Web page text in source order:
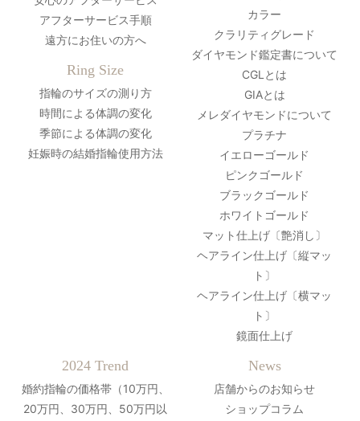
アフターサービス手順
遠方にお住いの方へ
Ring Size
指輪のサイズの測り方
時間による体調の変化
季節による体調の変化
妊娠時の結婚指輪使用方法
カラー
クラリティグレード
ダイヤモンド鑑定書について
CGLとは
GIAとは
メレダイヤモンドについて
プラチナ
イエローゴールド
ピンクゴールド
ブラックゴールド
ホワイトゴールド
マット仕上げ〔艶消し〕
ヘアライン仕上げ〔縦マッ
ト〕
ヘアライン仕上げ〔横マッ
ト〕
鏡面仕上げ
2024 Trend
婚約指輪の価格帯（10万円、
20万円、30万円、50万円以
News
店舗からのお知らせ
ショップコラム